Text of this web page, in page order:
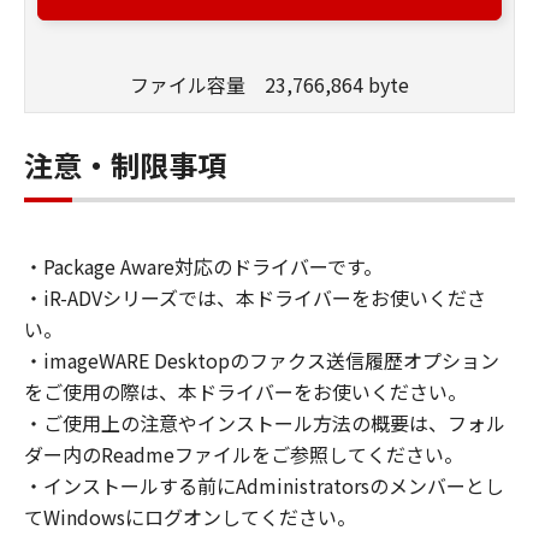
（本契約書においては、「本ソフトウェア」を
ること、またはコンピューターにおいて表示す
ること、アクセスすること、もしくは実行する
ことのいずれも含むものとします。）するため
お客様は、また「指定機器」にネットワークを
通じて接続されたコンピューター上で、かかる
ェア」を使用させることができますが、かかる
コンピューターの使用者に本契約書上の義務お
よび条件を遵守させるとともに、その履行に関
し全責任を負うことを条件とします。
(2) お客様は、上記(1)に基づいて「本ソフトウ
ェア」を使用するためのバックアップとして、
「本ソフトウェア」を１部、複製することがで
ファイル容量 23,766,864 byte
注意・制限事項
・Package Aware対応のドライバーです。
・iR-ADVシリーズでは、本ドライバーをお使いくださ
い。
・imageWARE Desktopのファクス送信履歴オプション
をご使用の際は、本ドライバーをお使いください。
・ご使用上の注意やインストール方法の概要は、フォル
ダー内のReadmeファイルをご参照してください。
・インストールする前にAdministratorsのメンバーとし
てWindowsにログオンしてください。